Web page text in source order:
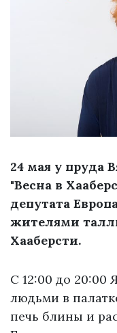
24 мая у пруда
"Весна в
депутата
жителями
Хааберсти.
С 12:00 до 20:00
людьми в
печь блины и